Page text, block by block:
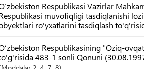
Respublikasi Vazirlar
Respublikasi muvofiqligi tasdiqlanishi
ro'yxatlarini tasdiqlash
Respublikasining "Oziq-
483-1 sonli Qonuni